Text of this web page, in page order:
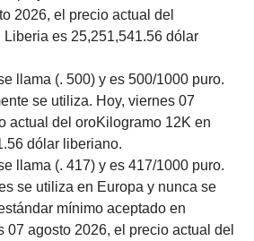
2026, el precio actual del
es 25,251,541.56 dólar
llama (. 500) y es 500/1000 puro.
se utiliza. Hoy, viernes 07
actual del oroKilogramo 12K en
dólar liberiano.
llama (. 417) y es 417/1000 puro.
se utiliza en Europa y nunca se
mínimo aceptado en
07 agosto 2026, el precio actual del